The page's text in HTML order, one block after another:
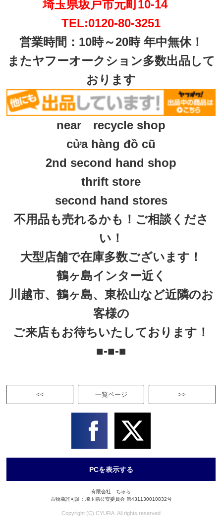
埼玉県坂戸市元町10-14
TEL:0120-80-3251
営業時間：10時～20時 年中無休！
またヤフーオークション多数出品して
おります
near recycle shop
cửa hàng đồ cũ
2nd second hand shop
thrift store
second hand stores
不用品も売れるかも！ご相談くださ
い！
大型店舗で在庫多数ございます！
鶴ヶ島インター近く
川越市、鶴ヶ島、東松山など近隣のお
客様の
ご来店もお待ちいたしております！
■-■-■
<< >>
一覧ページ
PCを表示する
有限会社 ちゅら
古物商許可証：埼玉県公安委員会 第431130010832号
Copyright (C) CYURA. All rights reserved